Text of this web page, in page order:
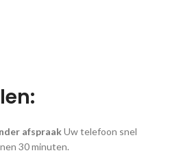
afspraakUw telefoon snel
30 minuten.